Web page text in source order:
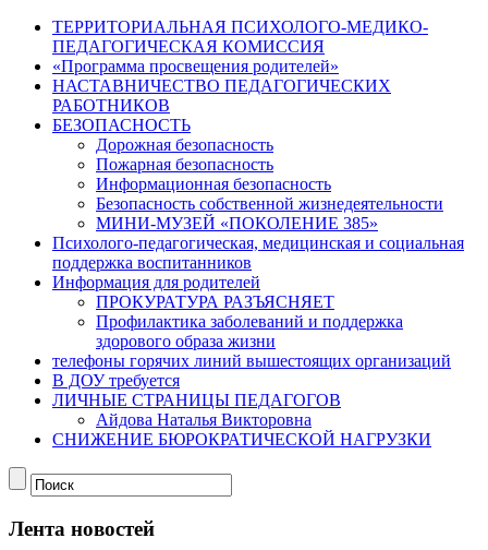
ТЕРРИТОРИАЛЬНАЯ ПСИХОЛОГО-МЕДИКО-
ПЕДАГОГИЧЕСКАЯ КОМИССИЯ
«Программа просвещения родителей»
НАСТАВНИЧЕСТВО ПЕДАГОГИЧЕСКИХ
РАБОТНИКОВ
БЕЗОПАСНОСТЬ
Дорожная безопасность
Пожарная безопасность
Информационная безопасность
Безопасность собственной жизнедеятельности
МИНИ-МУЗЕЙ «ПОКОЛЕНИЕ 385»
Психолого-педагогическая, медицинская и социальная
поддержка воспитанников
Информация для родителей
ПРОКУРАТУРА РАЗЪЯСНЯЕТ
Профилактика заболеваний и поддержка
здорового образа жизни
телефоны горячих линий вышестоящих организаций
В ДОУ требуется
ЛИЧНЫЕ СТРАНИЦЫ ПЕДАГОГОВ
Айдова Наталья Викторовна
СНИЖЕНИЕ БЮРОКРАТИЧЕСКОЙ НАГРУЗКИ
Лента новостей